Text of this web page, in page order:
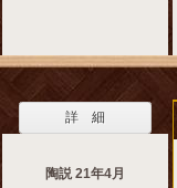
詳 細
陶説 21年4月